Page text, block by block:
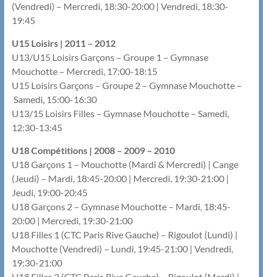
(Vendredi) – Mercredi, 18:30-20:00 | Vendredi, 18:30-
19:45
U15 Loisirs | 2011 – 2012
U13/U15 Loisirs Garçons – Groupe 1 – Gymnase
Mouchotte – Mercredi, 17:00-18:15
U15 Loisirs Garçons – Groupe 2 – Gymnase Mouchotte –
Samedi, 15:00-16:30
U13/15 Loisirs Filles – Gymnase Mouchotte – Samedi,
12:30-13:45
U18 Compétitions | 2008 – 2009 – 2010
U18 Garçons 1 – Mouchotte (Mardi & Mercredi) | Cange
(Jeudi) – Mardi, 18:45-20:00 | Mercredi, 19:30-21:00 |
Jeudi, 19:00-20:45
U18 Garçons 2 – Gymnase Mouchotte – Mardi, 18:45-
20:00 | Mercredi, 19:30-21:00
U18 Filles 1 (CTC Paris Rive Gauche) – Rigoulot (Lundi) |
Mouchotte (Vendredi) – Lundi, 19:45-21:00 | Vendredi,
19:30-21:00